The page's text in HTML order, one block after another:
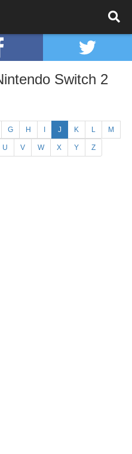
Switch 2
G H J K L M
U V W X Y Z